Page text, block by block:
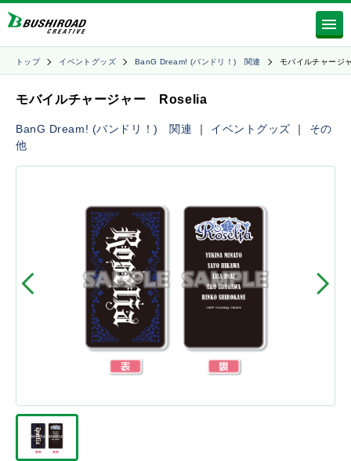
トップ イベントグッズ BanG Dream! (バンドリ！) 関連 モバイルチャージ
モバイルチャージャー Roselia
BanG Dream! (バンドリ！) 関連 ｜ イベントグッズ ｜ その
他